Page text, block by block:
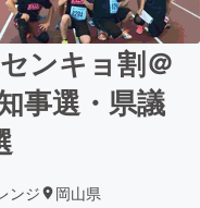
ンキョ割＠
事選・県議
ンジ 岡山県